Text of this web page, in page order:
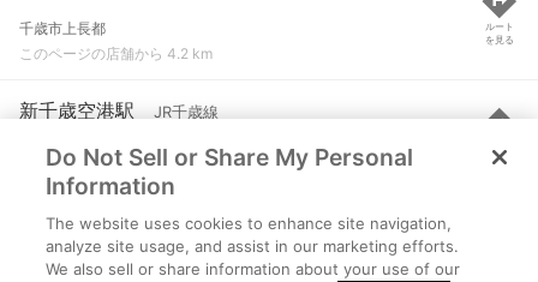
千歳市上長都
このページの店舗から 4.2 km
ルート
を見る
新千歳空港駅 JR千歳線
千歳市美々
このページの店舗から 4.8 km
ルート
を見る
サッポロビール庭園駅 JR千歳線
恵庭市戸磯
Do Not Sell or Share My Personal
Information
The website uses cookies to enhance site navigation,
analyze site usage, and assist in our marketing efforts.
We also sell or share information about your use of our